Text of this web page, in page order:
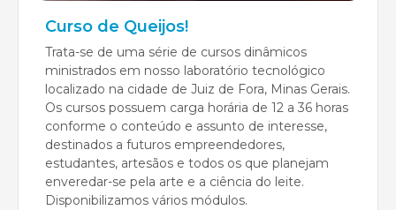
Curso de Queijos!
Trata-se de uma série de cursos dinâmicos
ministrados em nosso laboratório tecnológico
localizado na cidade de Juiz de Fora, Minas Gerais.
Os cursos possuem carga horária de 12 a 36 horas
conforme o conteúdo e assunto de interesse,
destinados a futuros empreendedores,
estudantes, artesãos e todos os que planejam
enveredar-se pela arte e a ciência do leite.
Disponibilizamos vários módulos.